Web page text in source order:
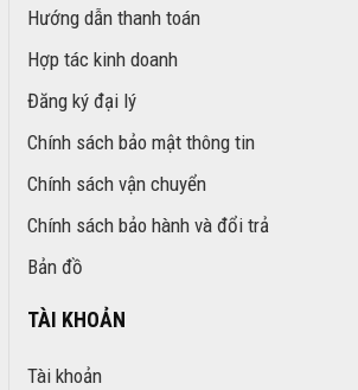
Hướng dẫn thanh toán
Hợp tác kinh doanh
Đăng ký đại lý
Chính sách bảo mật thông tin
Chính sách vận chuyển
Chính sách bảo hành và đổi trả
Bản đồ
TÀI KHOẢN
Tài khoản